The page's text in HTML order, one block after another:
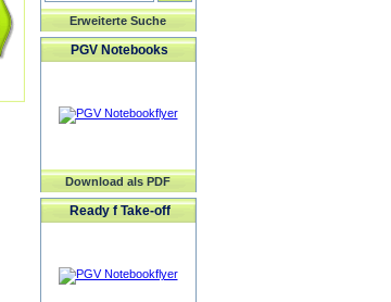
Erweiterte Suche
PGV Notebooks
Download als PDF
Ready f Take-off